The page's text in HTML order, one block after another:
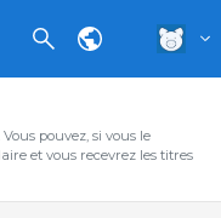
pouvez, si vous le
et vous recevrez les titres